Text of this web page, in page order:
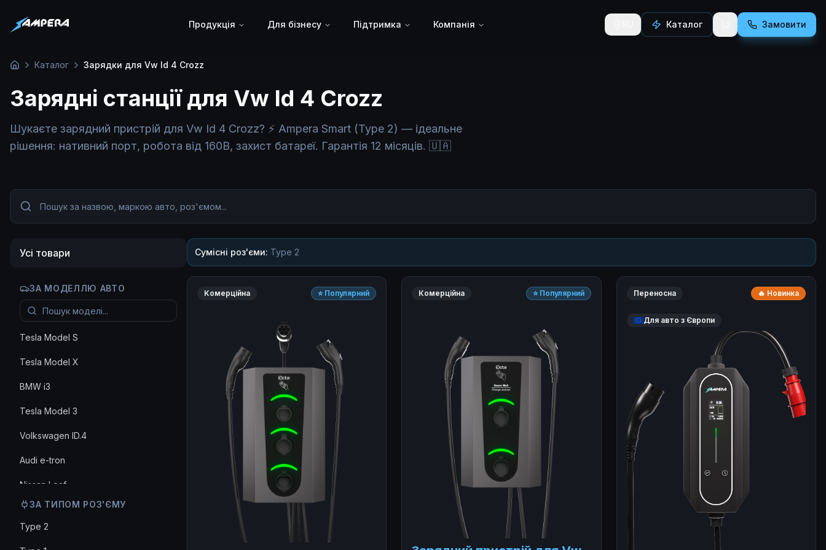
Продукція Для бізнесу Підтримка Компанія Каталог Замовити
ГоловнаКаталог Зарядки для Vw Id 4 Crozz
Зарядні станції для Vw Id 4 Crozz
Шукаєте зарядний пристрій для Vw Id 4 Crozz? ⚡ Ampera Smart (Type 2) — ідеальне
рішення: нативний порт, робота від 160В, захист батареї. Гарантія 12 місяців. 🇺🇦
Усі товари
ЗА МОДЕЛЛЮ АВТО
Tesla Model S
Tesla Model X
BMW i3
Tesla Model 3
Volkswagen ID.4
Audi e-tron
Nissan Leaf
Hyundai Ioniq 5
Kia EV6
ЗА ТИПОМ РОЗ'ЄМУ
Type 2
Сумісні роз'єми: Type 2
Комерційна ⭐ Популярний Комерційна ⭐ Популярний Переносна 🔥 Новинка
Для авто з Європи